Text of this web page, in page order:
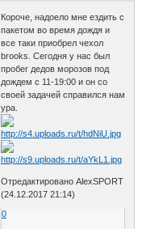
Короче, надоело мне ездить с
пакетом во время дождя и
все таки приобрел чехол
brooks. Сегодня у нас был
пробег дедов морозов под
дождем с 11-19:00 и он со
своей задачей справился нам
ура.
Отредактировано AlexSPORT
(24.12.2017 21:14)
0